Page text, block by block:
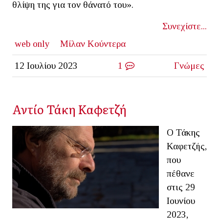
θλίψη της για τον θάνατό του».
Συνεχίστε...
web only
Μίλαν Κούντερα
12 Ιουλίου 2023 1 Γνώμες
Αντίο Τάκη Καφετζή
Ο Τάκης
Καφετζής,
που
πέθανε
στις 29
Ιουνίου
2023,